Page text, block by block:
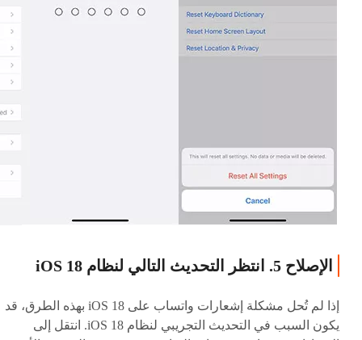
الإصلاح 5. انتظر التحديث التالي لنظام iOS 18
إذا لم تُحل مشكلة إشعارات واتساب على iOS 18 بهذه الطرق، قد
يكون السبب في التحديث التجريبي لنظام iOS 18. انتقل إلى